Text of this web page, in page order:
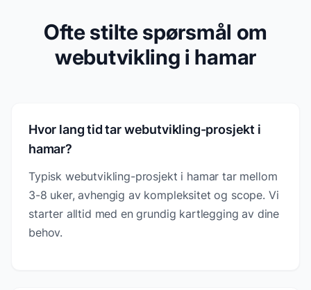
Ofte stilte spørsmål om
webutvikling i hamar
Hvor lang tid tar webutvikling-prosjekt i
hamar?
Typisk webutvikling-prosjekt i hamar tar mellom
3-8 uker, avhengig av kompleksitet og scope. Vi
starter alltid med en grundig kartlegging av dine
behov.